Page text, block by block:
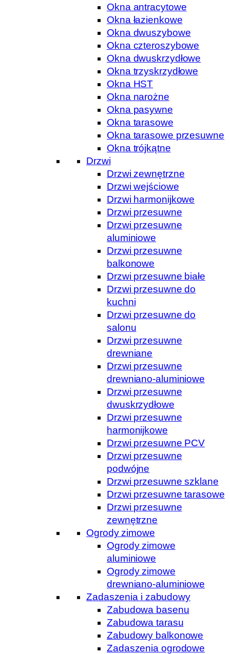
Okna antracytowe
Okna łazienkowe
Okna dwuszybowe
Okna czteroszybowe
Okna dwuskrzydłowe
Okna trzyskrzydłowe
Okna HST
Okna narożne
Okna pasywne
Okna tarasowe
Okna tarasowe przesuwne
Okna trójkątne
Drzwi
Drzwi zewnętrzne
Drzwi wejściowe
Drzwi harmonijkowe
Drzwi przesuwne
Drzwi przesuwne
aluminiowe
Drzwi przesuwne
balkonowe
Drzwi przesuwne białe
Drzwi przesuwne do
kuchni
Drzwi przesuwne do
salonu
Drzwi przesuwne
drewniane
Drzwi przesuwne
drewniano-aluminiowe
Drzwi przesuwne
dwuskrzydłowe
Drzwi przesuwne
harmonijkowe
Drzwi przesuwne PCV
Drzwi przesuwne
podwójne
Drzwi przesuwne szklane
Drzwi przesuwne tarasowe
Drzwi przesuwne
zewnętrzne
Ogrody zimowe
Ogrody zimowe
aluminiowe
Ogrody zimowe
drewniano-aluminiowe
Zadaszenia i zabudowy
Zabudowa basenu
Zabudowa tarasu
Zabudowy balkonowe
Zadaszenia ogrodowe